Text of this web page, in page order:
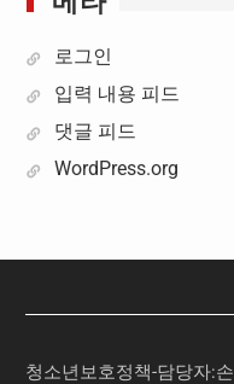
로그인
입력 내용 피드
댓글 피드
WordPress.org
청소년보호정책-담당자: